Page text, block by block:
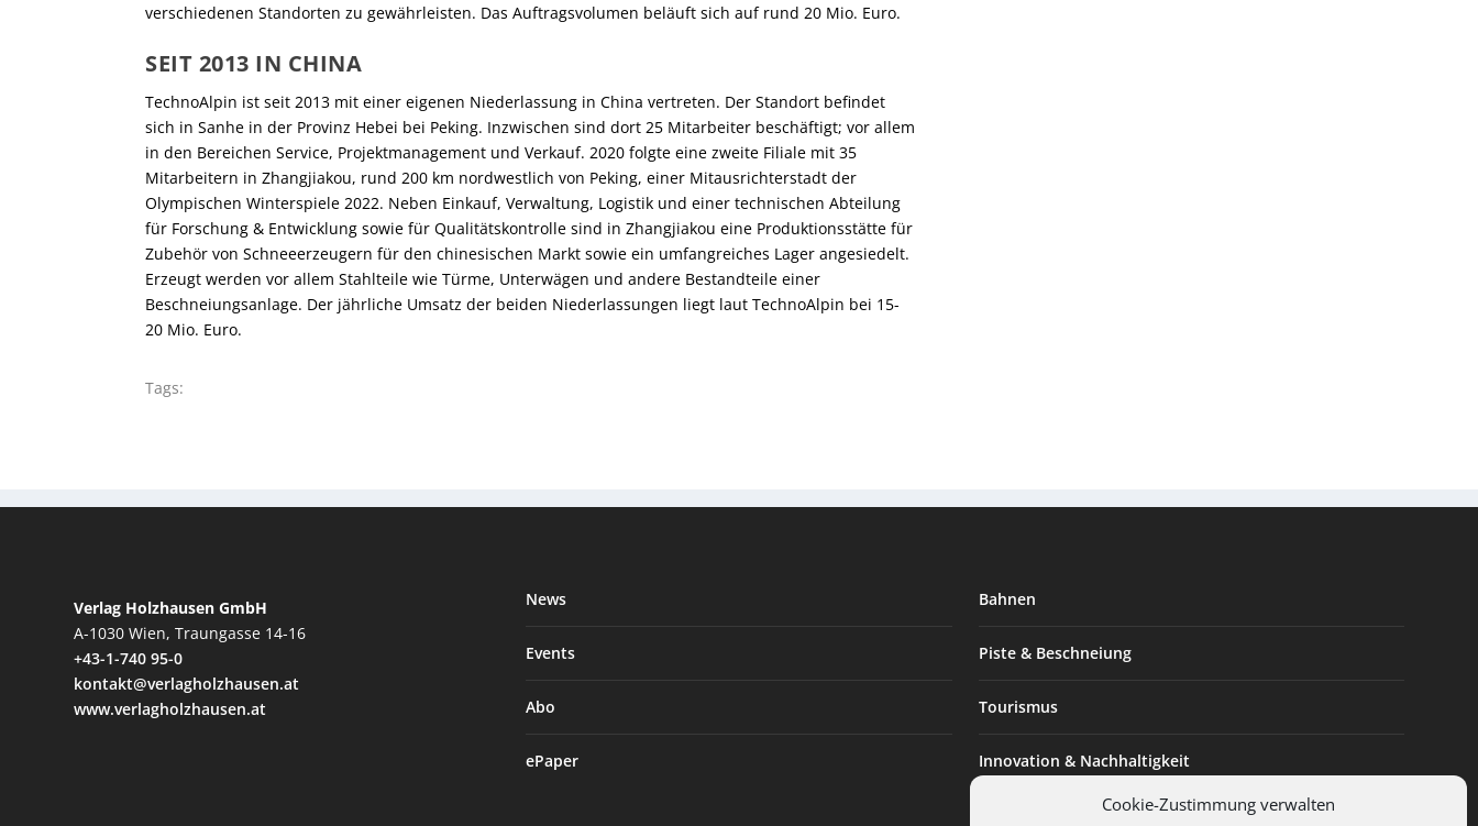
Cookie-Zustimmung verwalten
verschiedenen Standorten zu gewährleisten. Das Auftragsvolumen beläuft sich auf rund 20 Mio. Euro.
SEIT 2013 IN CHINA
TechnoAlpin ist seit 2013 mit einer eigenen Niederlassung in China vertreten. Der Standort befindet
sich in Sanhe in der Provinz Hebei bei Peking. Inzwischen sind dort 25 Mitarbeiter beschäftigt; vor allem
in den Bereichen Service, Projektmanagement und Verkauf. 2020 folgte eine zweite Filiale mit 35
Mitarbeitern in Zhangjiakou, rund 200 km nordwestlich von Peking, einer Mitausrichterstadt der
Olympischen Winterspiele 2022. Neben Einkauf, Verwaltung, Logistik und einer technischen Abteilung
für Forschung & Entwicklung sowie für Qualitätskontrolle sind in Zhangjiakou eine Produktionsstätte für
Zubehör von Schneeerzeugern für den chinesischen Markt sowie ein umfangreiches Lager angesiedelt.
Erzeugt werden vor allem Stahlteile wie Türme, Unterwägen und andere Bestandteile einer
Beschneiungsanlage. Der jährliche Umsatz der beiden Niederlassungen liegt laut TechnoAlpin bei 15-
20 Mio. Euro.
Tags:
Verlag Holzhausen GmbH
A-1030 Wien, Traungasse 14-16
+43-1-740 95-0
kontakt@verlagholzhausen.at
www.verlagholzhausen.at
News
Events
Abo
ePaper
Bahnen
Piste & Beschneiung
Tourismus
Innovation & Nachhaltigkeit
Expertise & Technik